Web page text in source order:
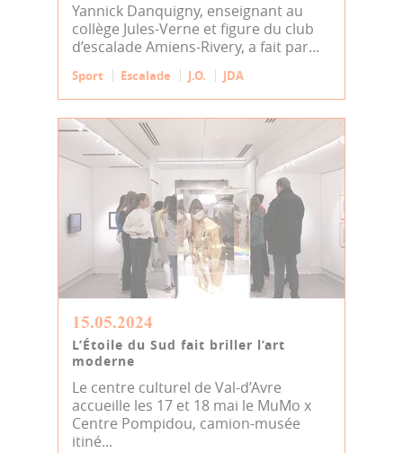
Yannick Danquigny, enseignant au
collège Jules-Verne et figure du club
d’escalade Amiens-Rivery, a fait par...
Sport Escalade J.O. JDA
15.05.2024
L’Étoile du Sud fait briller l’art
moderne
Le centre culturel de Val-d’Avre
accueille les 17 et 18 mai le MuMo x
Centre Pompidou, camion-musée
itiné...